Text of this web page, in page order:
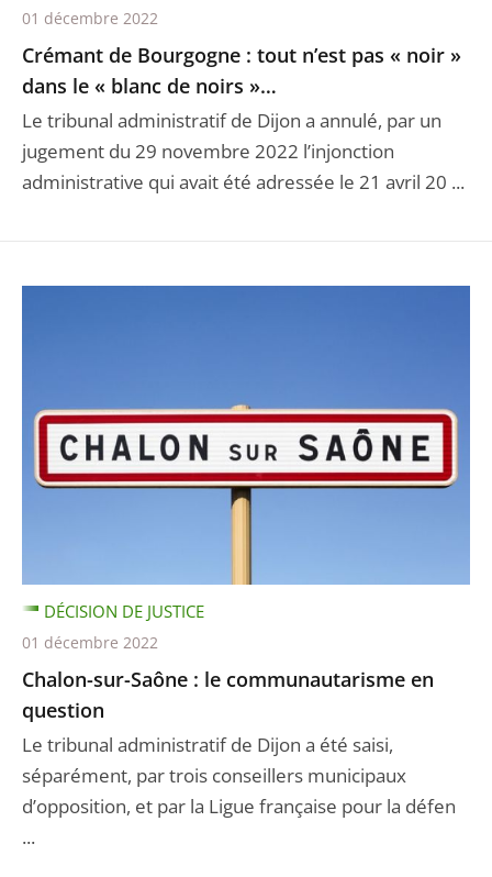
Crémant de Bourgogne : tout n’est pas « noir »
dans le « blanc de noirs »…
Le tribunal administratif de Dijon a annulé, par un
jugement du 29 novembre 2022 l’injonction
administrative qui avait été adressée le 21 avril 20 ...
01 décembre 2022
Chalon-sur-Saône : le communautarisme en
question
Le tribunal administratif de Dijon a été saisi,
séparément, par trois conseillers municipaux
d’opposition, et par la Ligue française pour la défen
...
DÉCISION DE JUSTICE
01 décembre 2022